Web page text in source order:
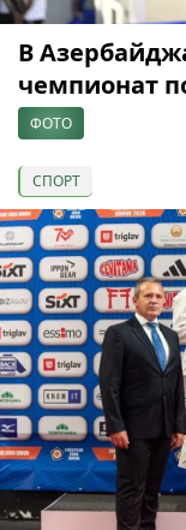
В
чемпионат
ФОТО
СПОРТ